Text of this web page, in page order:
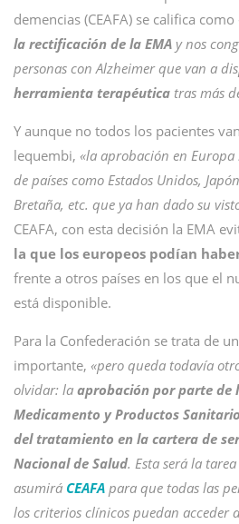
demencias (CEAFA) se califica como
la rectificación de la EMA y nos
personas con Alzheimer que van a
herramienta terapéutica tras más
Y aunque no todos los pacientes
lequembi, «la aprobación en
de países como Estados Unidos,
Bretaña, etc. que ya han dado su
CEAFA, con esta decisión la EMA
la que los europeos podían
frente a otros países en los que el
está disponible.
Para la Confederación se trata de
importante, «pero queda todavía
olvidar: la aprobación por parte de
Medicamento y Productos
del tratamiento en la cartera de
Nacional de Salud. Esta será la
asumirá CEAFA para que todas las
los criterios clínicos puedan acceder